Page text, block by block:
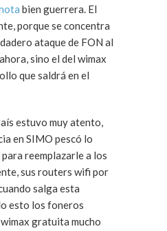
bien guerrera. El
porque se concentra
ataque de FON al
sino el del wimax
que saldrá en el
estuvo muy atento,
en SIMO pescó lo
sus routers wifi por
salga esta
gratuita mucho